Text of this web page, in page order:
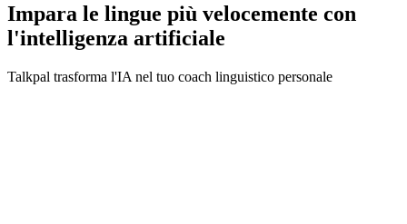
Impara le lingue più velocemente con
l'intelligenza artificiale
Talkpal trasforma l'IA nel tuo coach linguistico personale